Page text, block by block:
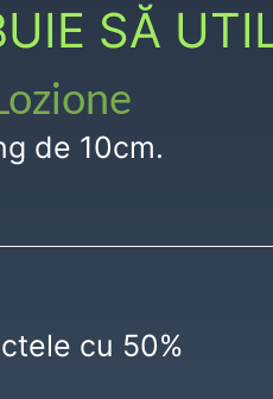
SĂ
de 10cm.
cu 50%